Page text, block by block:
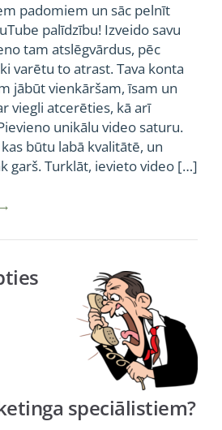
padomiem un sāc pelnīt
palīdzību! Izveido savu
tam atslēgvārdus, pēc
varētu to atrast. Tava konta
jābūt vienkāršam, īsam un
viegli atcerēties, kā arī
unikālu video saturu.
būtu labā kvalitātē, un
garš. Turklāt, ievieto video […]
speciālistiem?